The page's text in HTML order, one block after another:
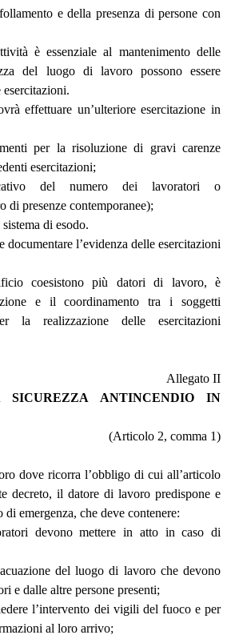
e della presenza di persone con
è essenziale al mantenimento delle
del luogo di lavoro possono essere
esercitazioni.
effettuare un’ulteriore esercitazione in
per la risoluzione di gravi carenze
esercitazioni;
del numero dei lavoratori o
di presenze contemporanee);
di esodo.
documentare l’evidenza delle esercitazioni
coesistono più datori di lavoro, è
e il coordinamento tra i soggetti
la realizzazione delle esercitazioni
Allegato II
SICUREZZA ANTINCENDIO IN
(Articolo 2, comma 1)
dove ricorra l’obbligo di cui all’articolo
decreto, il datore di lavoro predispone e
emergenza, che deve contenere:
devono mettere in atto in caso di
del luogo di lavoro che devono
e dalle altre persone presenti;
l’intervento dei vigili del fuoco e per
al loro arrivo;